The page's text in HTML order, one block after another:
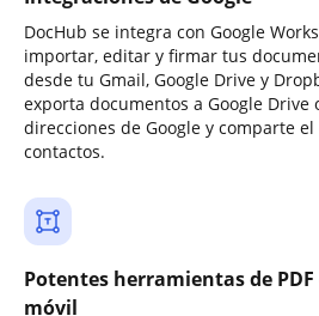
DocHub se integra con Google
importar, editar y firmar tus
desde tu Gmail, Google Drive y
exporta documentos a Google
direcciones de Google y comparte
contactos.
Potentes herramientas de
móvil